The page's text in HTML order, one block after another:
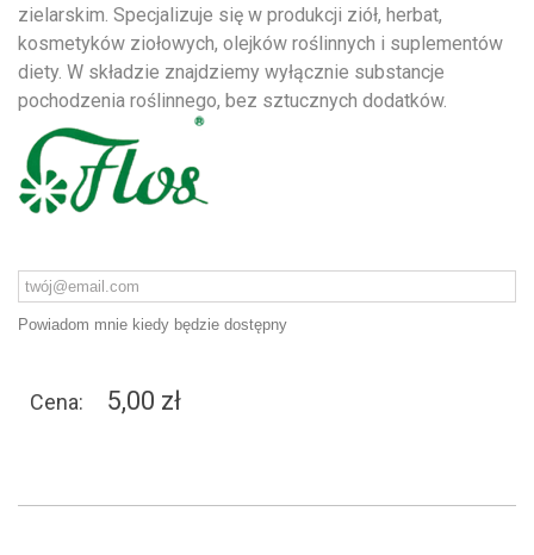
zielarskim. Specjalizuje się w produkcji ziół, herbat,
kosmetyków ziołowych, olejków roślinnych i suplementów
diety. W składzie znajdziemy wyłącznie substancje
pochodzenia roślinnego, bez sztucznych dodatków.
Powiadom mnie kiedy będzie dostępny
Cena: 5,00 zł